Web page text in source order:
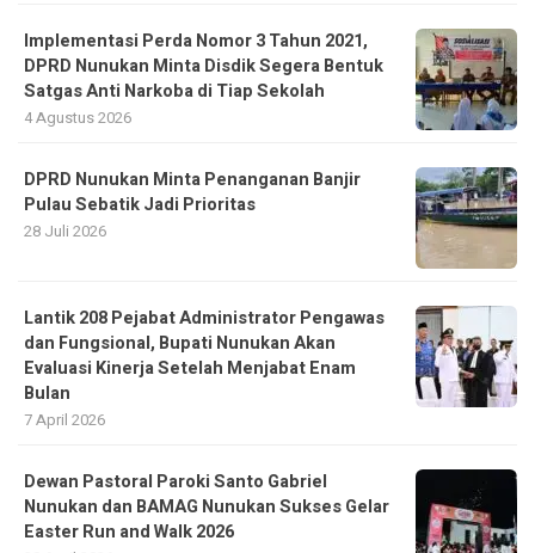
Implementasi Perda Nomor 3 Tahun 2021,
DPRD Nunukan Minta Disdik Segera Bentuk
Satgas Anti Narkoba di Tiap Sekolah
4 Agustus 2026
DPRD Nunukan Minta Penanganan Banjir
Pulau Sebatik Jadi Prioritas
28 Juli 2026
Lantik 208 Pejabat Administrator Pengawas
dan Fungsional, Bupati Nunukan Akan
Evaluasi Kinerja Setelah Menjabat Enam
Bulan
7 April 2026
Dewan Pastoral Paroki Santo Gabriel
Nunukan dan BAMAG Nunukan Sukses Gelar
Easter Run and Walk 2026